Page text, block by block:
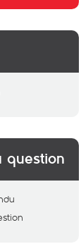
question